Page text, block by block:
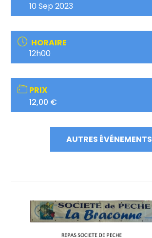
10 Sep 2023
HORAIRE
12h00
PRIX
12,00 €
AUTRES ÉVÉNEMENTS